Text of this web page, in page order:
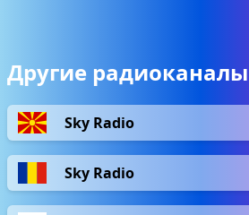
Другие радиоканалы
Sky Radio
Sky Radio